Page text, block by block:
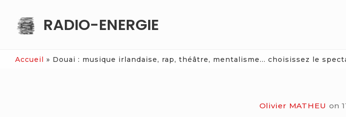
content
RADIO-ENERGIE
Accueil » Douai : musique irlandaise, rap, théâtre, mentalisme… choisissez le
Olivier MATHEU on